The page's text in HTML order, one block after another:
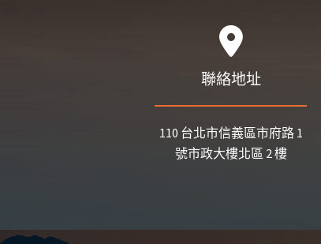
聯絡地址
110 台北市信義區市府路 1
號市政大樓北區 2 樓